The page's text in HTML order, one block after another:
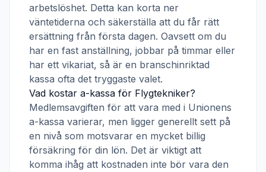
arbetslöshet. Detta kan korta ner
väntetiderna och säkerställa att du får rätt
ersättning från första dagen. Oavsett om du
har en fast anställning, jobbar på timmar eller
har ett vikariat, så är en branschinriktad
kassa ofta det tryggaste valet.
Vad kostar a-kassa för Flygtekniker?
Medlemsavgiften för att vara med i Unionens
a-kassa varierar, men ligger generellt sett på
en nivå som motsvarar en mycket billig
försäkring för din lön. Det är viktigt att
komma ihåg att kostnaden inte bör vara den